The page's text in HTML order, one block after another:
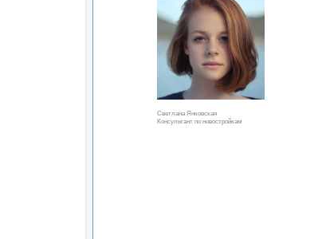
Светлана Янковская
Консультант по новостройкам